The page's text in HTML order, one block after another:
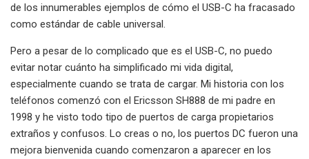
de los innumerables ejemplos de cómo el USB-C ha fracasado
como estándar de cable universal.
Pero a pesar de lo complicado que es el USB-C, no puedo
evitar notar cuánto ha simplificado mi vida digital,
especialmente cuando se trata de cargar. Mi historia con los
teléfonos comenzó con el Ericsson SH888 de mi padre en
1998 y he visto todo tipo de puertos de carga propietarios
extraños y confusos. Lo creas o no, los puertos DC fueron una
mejora bienvenida cuando comenzaron a aparecer en los